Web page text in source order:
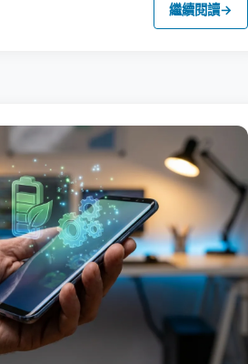
繼續閱讀→